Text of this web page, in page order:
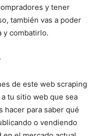
y tener
también vas a poder
y combatirlo.
de este web scraping
tu sitio web que sea
hacer para saber qué
o vendiendo